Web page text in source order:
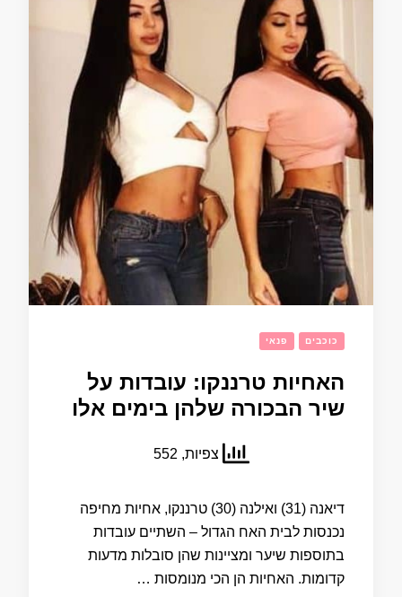
כוכבים פנאי
האחיות טרננקו: עובדות על
שיר הבכורה שלהן בימים אלו
צפיות, 552
דיאנה (31) ואילנה (30) טרננקו, אחיות מחיפה
נכנסות לבית האח הגדול – השתיים עובדות
בתוספות שיער ומציינות שהן סובלות מדעות
קדומות. האחיות הן הכי מנומסות …